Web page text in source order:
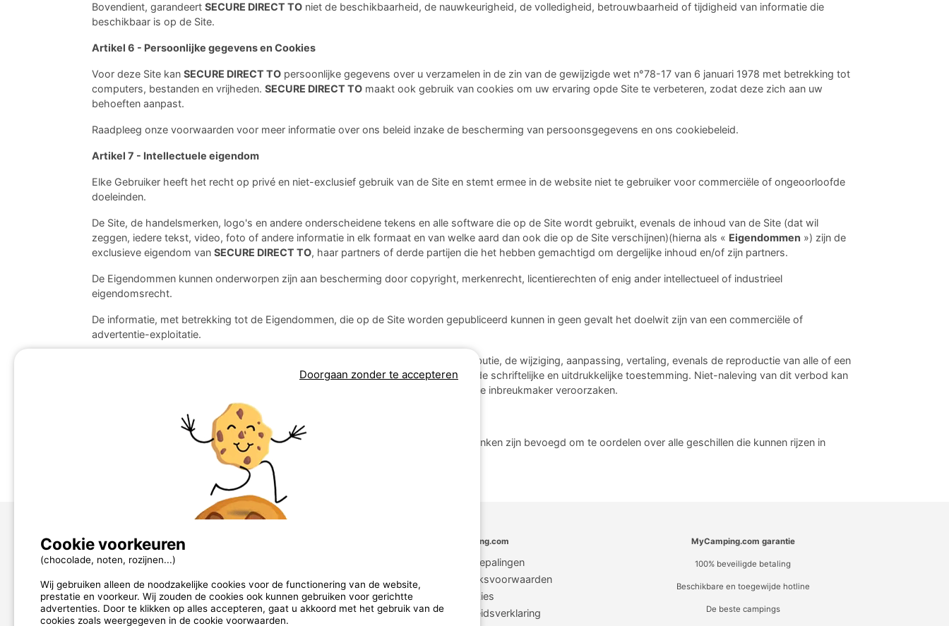
Bovendient, garandeert SECURE DIRECT TO niet de beschikbaarheid, de nauwkeurigheid, de volledigheid, betrouwbaarheid of tijdigheid van informatie die
beschikbaar is op de Site.
Artikel 6 - Persoonlijke gegevens en Cookies
Voor deze Site kan SECURE DIRECT TO persoonlijke gegevens over u verzamelen in de zin van de gewijzigde wet n°78-17 van 6 januari 1978 met betrekking tot
computers, bestanden en vrijheden. SECURE DIRECT TO maakt ook gebruik van cookies om uw ervaring opde Site te verbeteren, zodat deze zich aan uw
behoeften aanpast.
Raadpleeg onze voorwaarden voor meer informatie over ons beleid inzake de bescherming van persoonsgegevens en ons cookiebeleid.
Artikel 7 - Intellectuele eigendom
Elke Gebruiker heeft het recht op privé en niet-exclusief gebruik van de Site en stemt ermee in de website niet te gebruiker voor commerciële of ongeoorloofde
doeleinden.
De Site, de handelsmerken, logo's en andere onderscheidene tekens en alle software die op de Site wordt gebruikt, evenals de inhoud van de Site (dat wil
zeggen, iedere tekst, video, foto of andere informatie in elk formaat en van welke aard dan ook die op de Site verschijnen)(hierna als « Eigendommen ») zijn de
exclusieve eigendom van SECURE DIRECT TO, haar partners of derde partijen die het hebben gemachtigd om dergelijke inhoud en/of zijn partners.
De Eigendommen kunnen onderworpen zijn aan bescherming door copyright, merkenrecht, licentierechten of enig ander intellectueel of industrieel
eigendomsrecht.
De informatie, met betrekking tot de Eigendommen, die op de Site worden gepubliceerd kunnen in geen gevalt het doelwit zijn van een commerciële of
advertentie-exploitatie.
verbiedt de extractie, het hergebruik, de marketing, de distributie, de wijziging, aanpassing, vertaling, evenals de reproductie van alle of een
deel van de elementen, inclusief de Eigendommen van de Site zonder voorafgaande schriftelijke en uitdrukkelijke toestemming. Niet-naleving van dit verbod kan
een vorm van inbreuk van de burgerlijke en strafrechtelijke aansprakelijkheid van de inbreukmaker veroorzaken.
Artikel 8 - Toepasselijk recht en bevoegde rechtspraak
Deze voorwaarden zijn onderworpen aan de Franse wetgeving. De Franse rechtbanken zijn bevoegd om te oordelen over alle geschillen die kunnen rijzen in
verband met de uitvoering ervan.
contact@mycamping.com
ONZE PARTNERS
MyCamping.com
Wettelijke bepalingen
Algemene Gebruiksvoorwaarden
Cookies
Vertrouwelijkheidsverklaring
MyCamping.com garantie
100% beveiligde betaling
Beschikbare en toegewijde hotline
De beste campings
Doorgaan zonder te accepteren
Cookie voorkeuren
(chocolade, noten, rozijnen...)
Wij gebruiken alleen de noodzakelijke cookies voor de functionering van de website,
prestatie en voorkeur. Wij zouden de cookies ook kunnen gebruiken voor gerichtte
advertenties. Door te klikken op alles accepteren, gaat u akkoord met het gebruik van de
cookies zoals weergegeven in de cookie voorwaarden.